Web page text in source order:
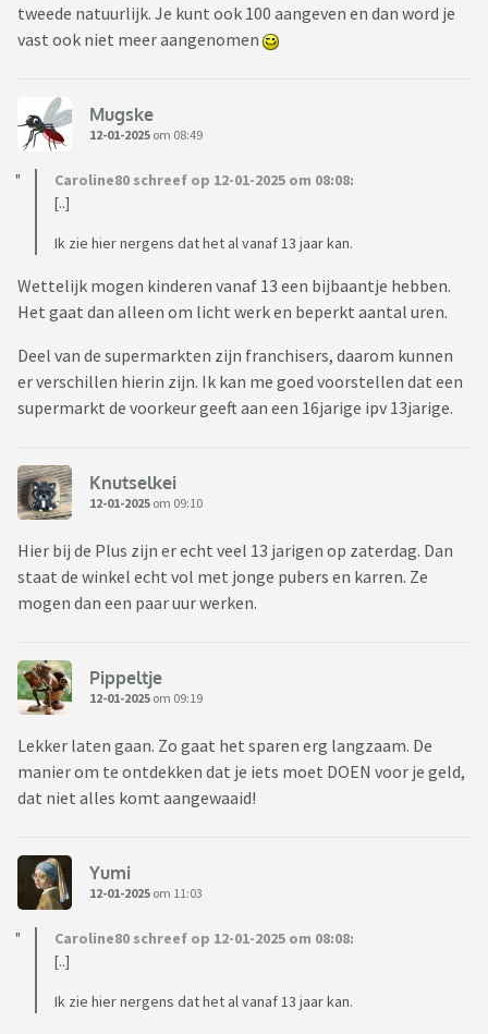
tweede natuurlijk. Je kunt ook 100 aangeven en dan word je
vast ook niet meer aangenomen
Mugske
12-01-2025 om 08:49
Caroline80 schreef op 12-01-2025 om 08:08:
[..]
Ik zie hier nergens dat het al vanaf 13 jaar kan.
Wettelijk mogen kinderen vanaf 13 een bijbaantje hebben.
Het gaat dan alleen om licht werk en beperkt aantal uren.
Deel van de supermarkten zijn franchisers, daarom kunnen
er verschillen hierin zijn. Ik kan me goed voorstellen dat een
supermarkt de voorkeur geeft aan een 16jarige ipv 13jarige.
Knutselkei
12-01-2025 om 09:10
Hier bij de Plus zijn er echt veel 13 jarigen op zaterdag. Dan
staat de winkel echt vol met jonge pubers en karren. Ze
mogen dan een paar uur werken.
Pippeltje
12-01-2025 om 09:19
Lekker laten gaan. Zo gaat het sparen erg langzaam. De
manier om te ontdekken dat je iets moet DOEN voor je geld,
dat niet alles komt aangewaaid!
Yumi
12-01-2025 om 11:03
Caroline80 schreef op 12-01-2025 om 08:08:
[..]
Ik zie hier nergens dat het al vanaf 13 jaar kan.